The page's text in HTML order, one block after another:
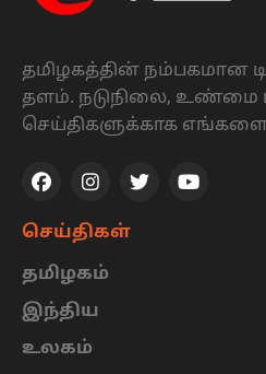
தமிழகத்தின் நம்பகமான
தளம். நடுநிலை, உண்மை
செய்திகளுக்காக
செய்திகள்
தமிழகம்
இந்திய
உலகம்